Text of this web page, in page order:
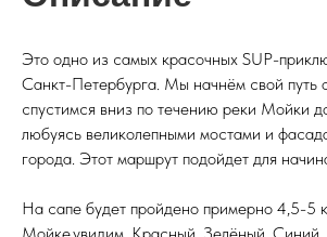
маршрута
Это одно из самых красочных SUP-
Санкт-Петербурга. Мы начнём свой путь
спустимся вниз по течению реки Мойки
любуясь великолепными мостами и
города. Этот маршрут подойдет для
На сапе будет пройдено примерно 4,5-5